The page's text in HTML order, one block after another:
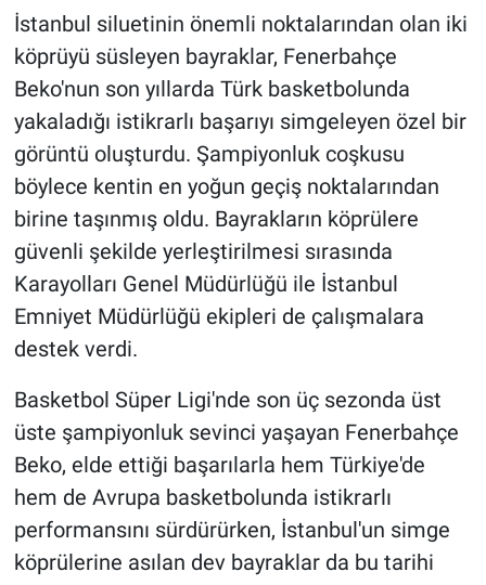
İstanbul siluetinin önemli noktalarından olan iki
köprüyü süsleyen bayraklar, Fenerbahçe
Beko'nun son yıllarda Türk basketbolunda
yakaladığı istikrarlı başarıyı simgeleyen özel bir
görüntü oluşturdu. Şampiyonluk coşkusu
böylece kentin en yoğun geçiş noktalarından
birine taşınmış oldu. Bayrakların köprülere
güvenli şekilde yerleştirilmesi sırasında
Karayolları Genel Müdürlüğü ile İstanbul
Emniyet Müdürlüğü ekipleri de çalışmalara
destek verdi.
Basketbol Süper Ligi'nde son üç sezonda üst
üste şampiyonluk sevinci yaşayan Fenerbahçe
Beko, elde ettiği başarılarla hem Türkiye'de
hem de Avrupa basketbolunda istikrarlı
performansını sürdürürken, İstanbul'un simge
köprülerine asılan dev bayraklar da bu tarihi